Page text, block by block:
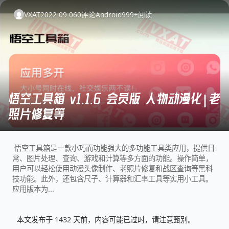
VXAT2022-09-060评论Android999+阅读
悟空工具箱 v1.1.6 会员版 人物动漫化|老
照片修复等
悟空工具箱是一款小巧而功能强大的多功能工具类应用，提供日
常、图片处理、查询、游戏和计算等多方面的功能。操作简单，
用户可以轻松使用动漫头像制作、老照片修复和战区查询等黑科
技功能。此外，还包含尺子、计算器和汇率工具等实用小工具。
应用版本为...
本文发布于 1432 天前，内容可能已过时，请注意甄别。